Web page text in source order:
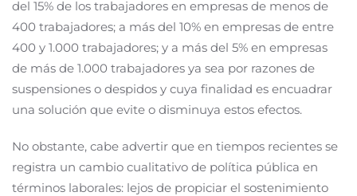
del 15% de los trabajadores en empresas de menos de
400 trabajadores; a más del 10% en empresas de entre
400 y 1.000 trabajadores; y a más del 5% en empresas
de más de 1.000 trabajadores ya sea por razones de
suspensiones o despidos y cuya finalidad es encuadrar
una solución que evite o disminuya estos efectos.
No obstante, cabe advertir que en tiempos recientes se
registra un cambio cualitativo de política pública en
términos laborales: lejos de propiciar el sostenimiento